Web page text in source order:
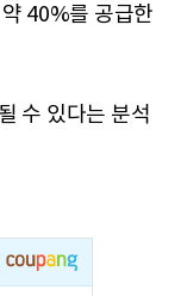
40%를 공급한
수 있다는 분석